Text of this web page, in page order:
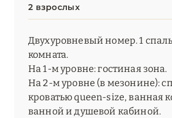
2 взрослых
Двухуровневый номер. 1
комната.
На 1-м уровне: гостиная зона.
На 2-м уровне (в мезонине):
кроватью queen-size, ванная
ванной и душевой кабиной.